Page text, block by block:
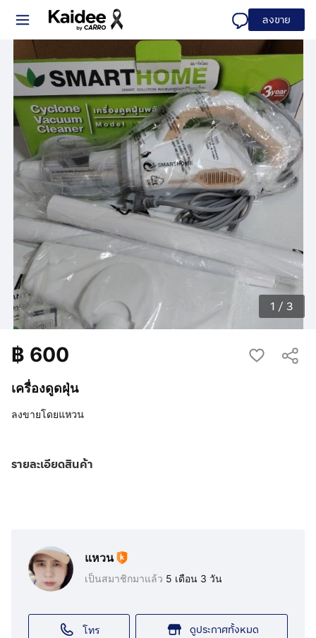
ลงขาย
1 / 3
เครื่องดูดฝุ่น
฿ 600
ลงขายโดยแหวน
รายละเอียดสินค้า
แหวน
เป็นสมาชิกมาแล้ว 5 เดือน 3 วัน
โทร ดูประกาศทั้งหมด